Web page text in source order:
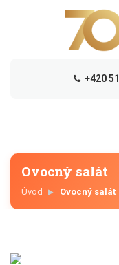
+420
Ovocný salát
Úvod Ovocný salát